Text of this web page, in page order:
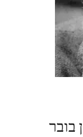
בובר